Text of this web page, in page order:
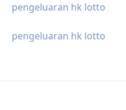
pengeluaran hk lotto
pengeluaran hk lotto